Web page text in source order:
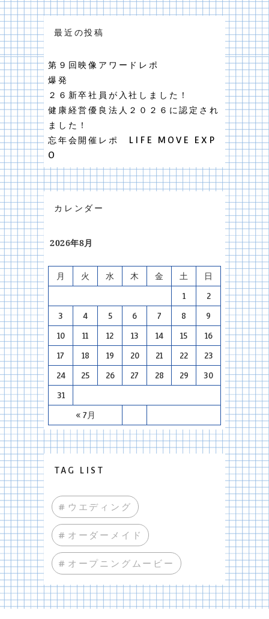
最近の投稿
第９回映像アワードレポ
爆発
２６新卒社員が入社しました！
健康経営優良法人２０２６に認定され
ました！
忘年会開催レポ LIFE MOVE EXP
O
カレンダー
2026年8月
月 火 水 木 金 土 日
« 7月
1 2
3 4 5 6 7 8 9
10 11 12 13 14 15 16
17 18 19 20 21 22 23
24 25 26 27 28 29 30
31
TAG LIST
#ウエディング
#オーダーメイド
#オープニングムービー